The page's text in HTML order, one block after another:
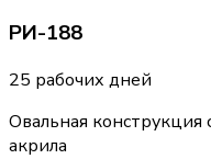
РИ-188
25 рабочих дней
Овальная
акрила